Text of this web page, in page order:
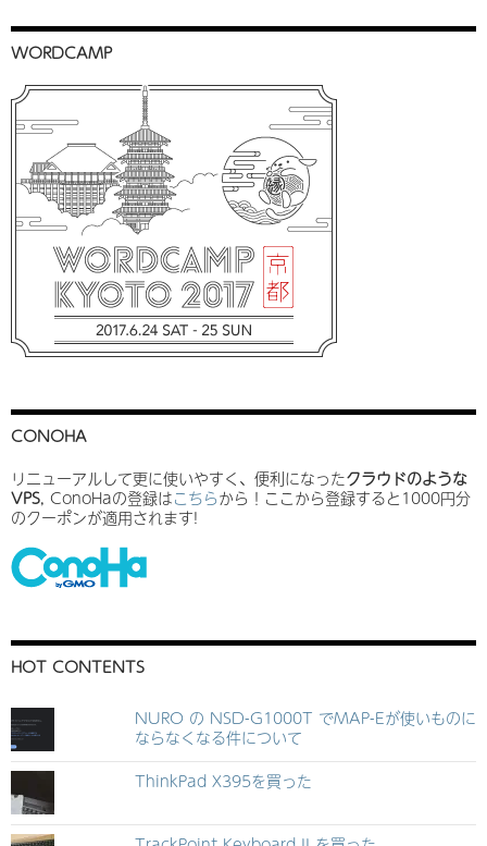
WORDCAMP
CONOHA
リニューアルして更に使いやすく、便利になったクラウドのような
VPS, ConoHaの登録はこちらから！ここから登録すると1000円分
のクーポンが適用されます!
HOT CONTENTS
NURO の NSD-G1000T でMAP-Eが使いものに
ならなくなる件について
ThinkPad X395を買った